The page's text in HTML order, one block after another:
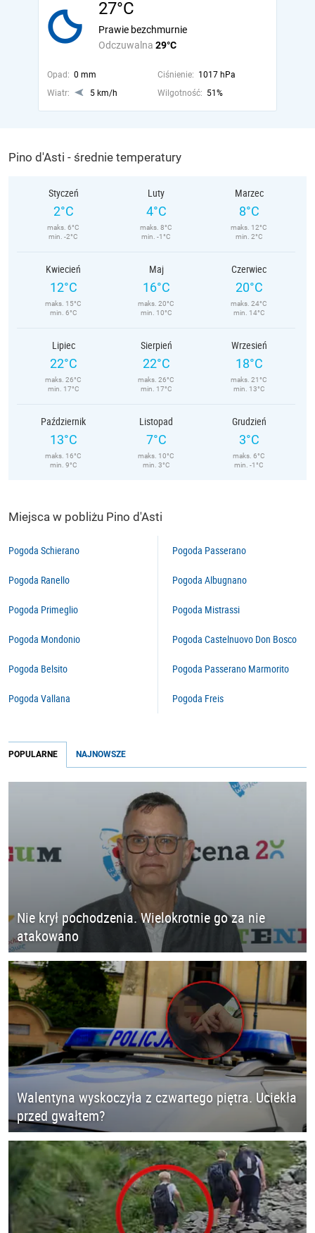
27°C
Odczuwalna 29°C
Prawie bezchmurnie
Opad: 0 mm Ciśnienie: 1017 hPa
Wiatr:
5 km/h Wilgotność: 51%
Pino d'Asti - średnie temperatury
Styczeń
2°C
maks. 6°C
min. -2°C
Luty
4°C
maks. 8°C
min. -1°C
Marzec
8°C
maks. 12°C
min. 2°C
Kwiecień
12°C
maks. 15°C
min. 6°C
Maj
16°C
maks. 20°C
min. 10°C
Czerwiec
20°C
maks. 24°C
min. 14°C
Lipiec
22°C
maks. 26°C
min. 17°C
Sierpień
22°C
maks. 26°C
min. 17°C
Wrzesień
18°C
maks. 21°C
min. 13°C
Październik
13°C
maks. 16°C
min. 9°C
Listopad
7°C
maks. 10°C
min. 3°C
Grudzień
3°C
maks. 6°C
min. -1°C
Miejsca w pobliżu Pino d'Asti
Pogoda Schierano
Pogoda Ranello
Pogoda Primeglio
Pogoda Mondonio
Pogoda Belsito
Pogoda Vallana
Pogoda Passerano
Pogoda Albugnano
Pogoda Mistrassi
Pogoda Castelnuovo Don Bosco
Pogoda Passerano Marmorito
Pogoda Freis
POPULARNE NAJNOWSZE
Nie krył pochodzenia. Wielokrotnie go za nie
atakowano
Walentyna wyskoczyła z czwartego piętra. Uciekła
przed gwałtem?